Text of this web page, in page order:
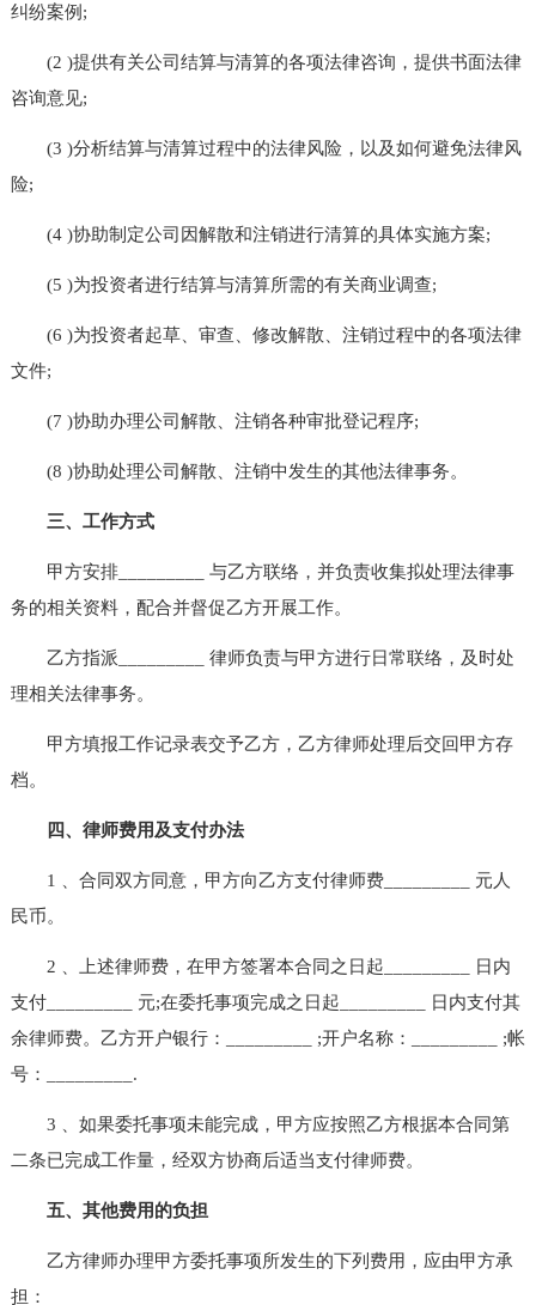
纠纷案例;
(2 )提供有关公司结算与清算的各项法律咨询，提供书面法律
咨询意见;
(3 )分析结算与清算过程中的法律风险，以及如何避免法律风
险;
(4 )协助制定公司因解散和注销进行清算的具体实施方案;
(5 )为投资者进行结算与清算所需的有关商业调查;
(6 )为投资者起草、审查、修改解散、注销过程中的各项法律
文件;
(7 )协助办理公司解散、注销各种审批登记程序;
(8 )协助处理公司解散、注销中发生的其他法律事务。
三、工作方式
甲方安排_________ 与乙方联络，并负责收集拟处理法律事
务的相关资料，配合并督促乙方开展工作。
乙方指派_________ 律师负责与甲方进行日常联络，及时处
理相关法律事务。
甲方填报工作记录表交予乙方，乙方律师处理后交回甲方存
档。
四、律师费用及支付办法
1 、合同双方同意，甲方向乙方支付律师费_________ 元人
民币。
2 、上述律师费，在甲方签署本合同之日起_________ 日内
支付_________ 元;在委托事项完成之日起_________ 日内支付其
余律师费。乙方开户银行：_________ ;开户名称：_________ ;帐
号：_________.
3 、如果委托事项未能完成，甲方应按照乙方根据本合同第
二条已完成工作量，经双方协商后适当支付律师费。
五、其他费用的负担
乙方律师办理甲方委托事项所发生的下列费用，应由甲方承
担：